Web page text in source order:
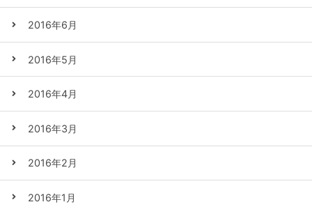
2016年6月
2016年5月
2016年4月
2016年3月
2016年2月
2016年1月